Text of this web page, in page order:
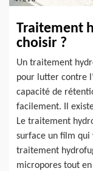
Traitement
choisir ?
Un traitement
pour lutter contre
capacité de
facilement. Il
Le traitement
surface un film
traitement
micropores tout